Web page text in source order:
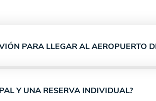
PARA LLEGAR AL AEROPUERTO
Y UNA RESERVA INDIVIDUAL?